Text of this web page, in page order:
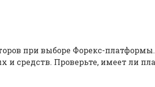
при выборе Форекс-
средств. Проверьте, имеет ли